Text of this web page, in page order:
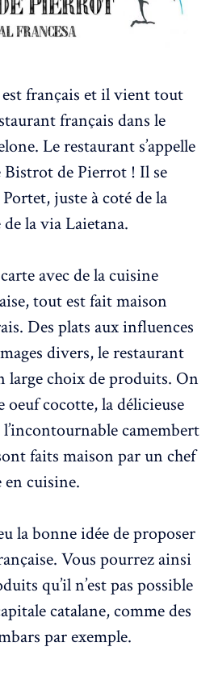
est français et il vient tout
français dans le
Le restaurant s’appelle
de Pierrot ! Il se
juste à coté de la
la via Laietana.
avec de la cuisine
tout est fait maison
Des plats aux influences
divers, le restaurant
large choix de produits. On
oeuf cocotte, la délicieuse
camembert
faits maison par un chef
cuisine.
la bonne idée de proposer
Vous pourrez ainsi
qu’il n’est pas possible
catalane, comme des
par exemple.